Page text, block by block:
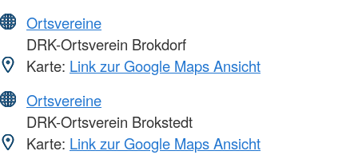
Ortsvereine
DRK-Ortsverein Brokdorf
Karte: Link zur Google Maps Ansicht
Ortsvereine
DRK-Ortsverein Brokstedt
Karte: Link zur Google Maps Ansicht